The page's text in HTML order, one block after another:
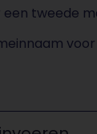
een tweede